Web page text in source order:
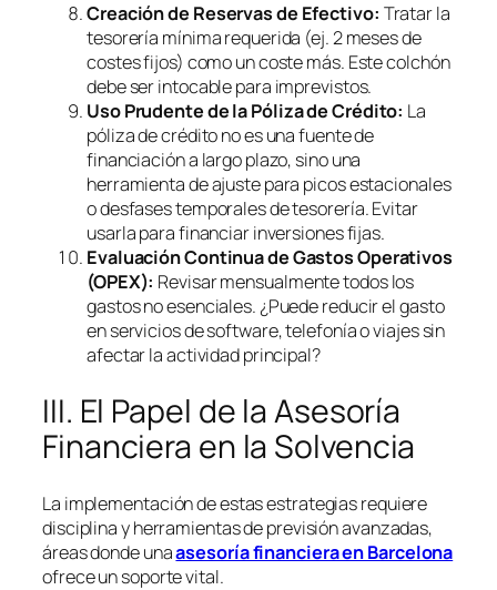
Creación de Reservas de Efectivo: Tratar la
tesorería mínima requerida (ej. 2 meses de
costes fijos) como un coste más. Este colchón
debe ser intocable para imprevistos.
Uso Prudente de la Póliza de Crédito: La
póliza de crédito no es una fuente de
financiación a largo plazo, sino una
herramienta de ajuste para picos estacionales
o desfases temporales de tesorería. Evitar
usarla para financiar inversiones fijas.
Evaluación Continua de Gastos Operativos
(OPEX): Revisar mensualmente todos los
gastos no esenciales. ¿Puede reducir el gasto
en servicios desoftware, telefonía o viajes sin
afectar la actividad principal?
III. El Papel de la Asesoría
Financiera en la Solvencia
La implementación de estas estrategias requiere
disciplina y herramientas de previsión avanzadas,
áreas donde unaasesoría financiera en Barcelona
ofrece un soporte vital.